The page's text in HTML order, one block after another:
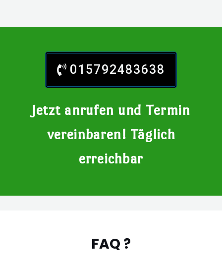
015792483638
Jetzt anrufen und Termin
vereinbaren! Täglich
erreichbar
FAQ ?